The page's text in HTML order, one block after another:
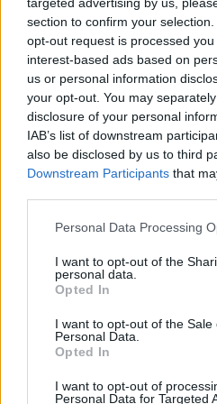
section to confirm your
opt-out request is processed
interest-based ads based on
us or personal information
your opt-out. You may
disclosure of your personal
IAB’s list of downstream
also be disclosed by us to third
Downstream Participants that
Personal Data Processing
I want to opt-out of the
personal data.
Opted In
I want to opt-out of the Sale
Personal Data.
Opted In
I want to opt-out of
Personal Data for Targeted
partisë!
Zjarri në Krujë, Nufi dhe
Lamallari: Forcat po
ndërhyjnë nga toka dhe
Korçë, banorët: Dëgjuam